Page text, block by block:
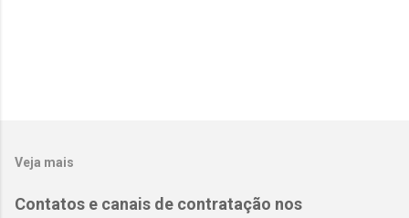
Veja mais
Contatos e canais de contratação nos